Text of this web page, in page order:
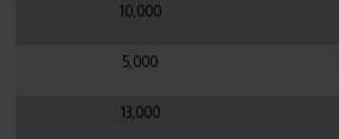
10,000
5,000
13,000